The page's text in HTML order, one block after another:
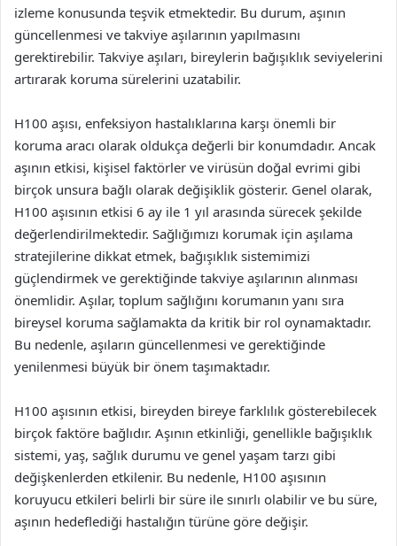
izleme konusunda teşvik etmektedir. Bu durum, aşının
güncellenmesi ve takviye aşılarının yapılmasını
gerektirebilir. Takviye aşıları, bireylerin bağışıklık seviyelerini
artırarak koruma sürelerini uzatabilir.
H100 aşısı, enfeksiyon hastalıklarına karşı önemli bir
koruma aracı olarak oldukça değerli bir konumdadır. Ancak
aşının etkisi, kişisel faktörler ve virüsün doğal evrimi gibi
birçok unsura bağlı olarak değişiklik gösterir. Genel olarak,
H100 aşısının etkisi 6 ay ile 1 yıl arasında sürecek şekilde
değerlendirilmektedir. Sağlığımızı korumak için aşılama
stratejilerine dikkat etmek, bağışıklık sistemimizi
güçlendirmek ve gerektiğinde takviye aşılarının alınması
önemlidir. Aşılar, toplum sağlığını korumanın yanı sıra
bireysel koruma sağlamakta da kritik bir rol oynamaktadır.
Bu nedenle, aşıların güncellenmesi ve gerektiğinde
yenilenmesi büyük bir önem taşımaktadır.
H100 aşısının etkisi, bireyden bireye farklılık gösterebilecek
birçok faktöre bağlıdır. Aşının etkinliği, genellikle bağışıklık
sistemi, yaş, sağlık durumu ve genel yaşam tarzı gibi
değişkenlerden etkilenir. Bu nedenle, H100 aşısının
koruyucu etkileri belirli bir süre ile sınırlı olabilir ve bu süre,
aşının hedeflediği hastalığın türüne göre değişir.